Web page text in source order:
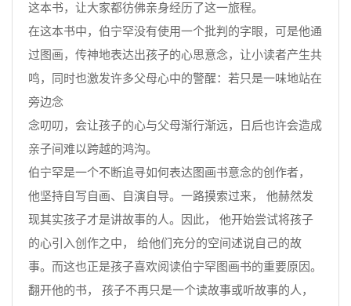
这本书，让大家都彷佛亲身经历了这一旅程。
在这本书中，伯宁罕没有使用一个批判的字眼，可是他通
过图画，传神地表达出孩子的心思意念，让小读者产生共
鸣，同时也激发许多父母心中的警醒：若只是一味地站在
旁边念
念叨叨，会让孩子的心与父母渐行渐远，日后也许会造成
亲子间难以跨越的鸿沟。
伯宁罕是一个不断追寻如何表达图画书意念的创作者，
他坚持自写自画、自演自导。一路摸索过来， 他赫然发
现其实孩子才是讲故事的人。因此， 他开始尝试将孩子
的心引入创作之中， 给他们充分的空间述说自己的故
事。而这也正是孩子喜欢阅读伯宁罕图画书的重要原因。
翻开他的书， 孩子不再只是一个读故事或听故事的人，